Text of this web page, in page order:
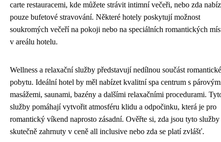
carte restauracemi, kde můžete strávit intimní večeři, nebo zda
pouze bufetové stravování. Některé hotely poskytují možnost
soukromých večeří na pokoji nebo na speciálních romantických
v areálu hotelu.
Wellness a relaxační služby představují nedílnou součást
pobytu. Ideální hotel by měl nabízet kvalitní spa centrum s
masážemi, saunami, bazény a dalšími relaxačními procedurami.
služby pomáhají vytvořit atmosféru klidu a odpočinku, která je pro
romantický víkend naprosto zásadní. Ověřte si, zda jsou tyto služby
skutečně zahrnuty v ceně all inclusive nebo zda se platí zvlášť.